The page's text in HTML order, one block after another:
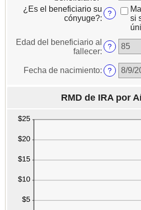
una
fecha
Fecha
de
del
¿Es el beneficiario su
cónyuge?:
?
si
Edad del beneficiario al
fallecer:
?
Fecha de nacimiento: ?
RMD de IRA por